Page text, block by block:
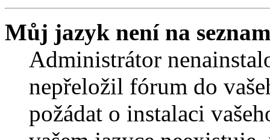
Můj jazyk není na
Administrátor
nepřeložil fórum do
požádat o instalaci